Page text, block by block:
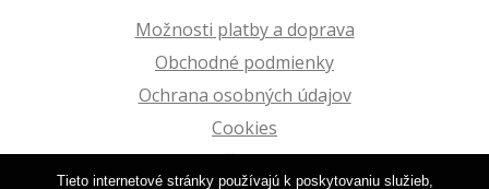
Možnosti platby a doprava
Obchodné podmienky
Ochrana osobných údajov
Cookies
Reklamačný poriadok
Tieto internetové stránky používajú k poskytovaniu služieb,